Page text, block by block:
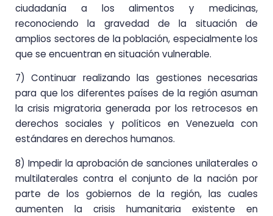
ciudadanía a los alimentos y medicinas,
reconociendo la gravedad de la situación de
amplios sectores de la población, especialmente los
que se encuentran en situación vulnerable.
7) Continuar realizando las gestiones necesarias
para que los diferentes países de la región asuman
la crisis migratoria generada por los retrocesos en
derechos sociales y políticos en Venezuela con
estándares en derechos humanos.
8) Impedir la aprobación de sanciones unilaterales o
multilaterales contra el conjunto de la nación por
parte de los gobiernos de la región, las cuales
aumenten la crisis humanitaria existente en